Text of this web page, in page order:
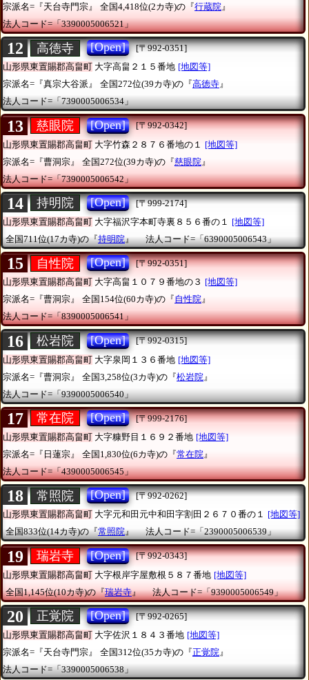
宗派名=『天台寺門宗』
全国4,418位(2カ寺)の『行蔵院 』
法人コード=「3390005006521」
12 高徳寺 [Open]
[〒992-0351]
山形県東置賜郡高畠町 大字高畠２１５番地 [地図等]
宗派名=『真宗大谷派』
全国272位(39カ寺)の『高徳寺』
法人コード=「7390005006534」
13 慈眼院 [Open]
[〒992-0342]
山形県東置賜郡高畠町 大字竹森２８７６番地の１
[地図等]
宗派名=『曹洞宗』
全国272位(39カ寺)の『慈眼院 』
法人コード=「7390005006542」
14 持明院 [Open]
[〒999-2174]
山形県東置賜郡高畠町 大字福沢字本町寺裏８５６番の１
[地図等]
全国711位(17カ寺)の『持明院』 法人コード=「6390005006543」
15 自性院 [Open]
[〒992-0351]
山形県東置賜郡高畠町 大字高畠１０７９番地の３ [地図等]
宗派名=『曹洞宗』
全国154位(60カ寺)の『自性院』
法人コード=「8390005006541」
16 松岩院 [Open]
[〒992-0315]
山形県東置賜郡高畠町 大字泉岡１３６番地 [地図等]
宗派名=『曹洞宗』
全国3,258位(3カ寺)の『松岩院 』
法人コード=「9390005006540」
17 常在院 [Open]
[〒999-2176]
山形県東置賜郡高畠町 大字糠野目１６９２番地 [地図等]
宗派名=『日蓮宗』
全国1,830位(6カ寺)の『常在院 』
法人コード=「4390005006545」
18 常照院 [Open]
[〒992-0262]
山形県東置賜郡高畠町 大字元和田元中和田字割田２６７０番の１ [地図等]
全国833位(14カ寺)の『常照院』 法人コード=「2390005006539」
19 瑞岩寺 [Open]
[〒992-0343]
山形県東置賜郡高畠町 大字根岸字屋敷根５８７番地 [地図等]
全国1,145位(10カ寺)の『瑞岩寺』 法人コード=「9390005006549」
20 正覚院 [Open]
[〒992-0265]
山形県東置賜郡高畠町 大字佐沢１８４３番地 [地図等]
宗派名=『天台寺門宗』
全国312位(35カ寺)の『正覚院 』
法人コード=「3390005006538」